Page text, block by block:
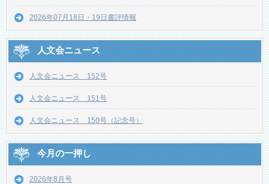
2026年07月18日・19日書評情報
人文会ニュース
人文会ニュース 152号
人文会ニュース 151号
人文会ニュース 150号（記念号）
今月の一押し
2026年8月号